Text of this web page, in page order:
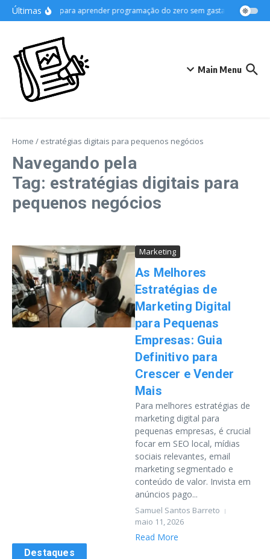
Ir para o conteúdo
ÚltimasDicas para aprender programação do zero sem gastar
Main Menu
Home / estratégias digitais para pequenos negócios
Navegando pela
Tag: estratégias digitais para
pequenos negócios
Marketing
As Melhores
Estratégias de
Marketing Digital
para Pequenas
Empresas: Guia
Definitivo para
Crescer e Vender
Mais
Para melhores estratégias de
marketing digital para
pequenas empresas, é crucial
focar em SEO local, mídias
sociais relevantes, email
marketing segmentado e
conteúdo de valor. Invista em
anúncios pago...
Samuel Santos Barreto
maio 11, 2026
Read More
Destaques